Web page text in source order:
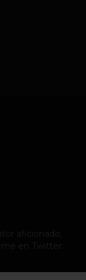
aficionado,
en Twitter: